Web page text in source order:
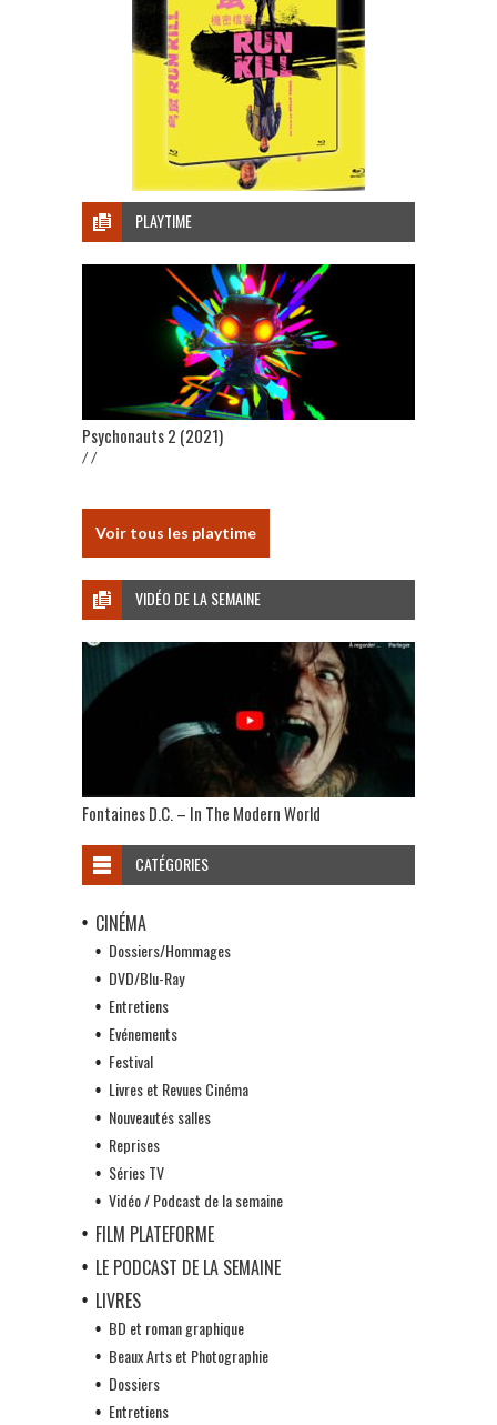
PLAYTIME
Psychonauts 2 (2021)
/ /
Voir tous les playtime
VIDÉO DE LA SEMAINE
Fontaines D.C. – In The Modern World
CATÉGORIES
CINÉMA
Dossiers/Hommages
DVD/Blu-Ray
Entretiens
Evénements
Festival
Livres et Revues Cinéma
Nouveautés salles
Reprises
Séries TV
Vidéo / Podcast de la semaine
FILM PLATEFORME
LE PODCAST DE LA SEMAINE
LIVRES
BD et roman graphique
Beaux Arts et Photographie
Dossiers
Entretiens